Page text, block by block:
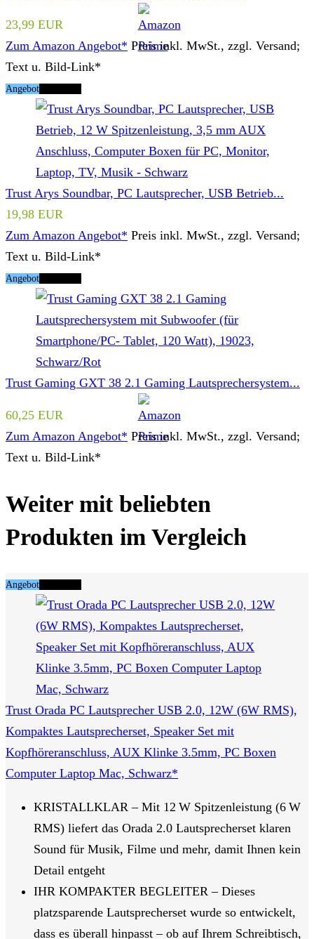
23,99 EUR
Zum Amazon Angebot* Preis inkl. MwSt., zzgl. Versand;
Text u. Bild-Link*
Angebot
Trust Arys Soundbar, PC Lautsprecher, USB Betrieb...
19,98 EUR
Zum Amazon Angebot* Preis inkl. MwSt., zzgl. Versand;
Text u. Bild-Link*
Angebot
Trust Gaming GXT 38 2.1 Gaming Lautsprechersystem...
60,25 EUR
Zum Amazon Angebot* Preis inkl. MwSt., zzgl. Versand;
Text u. Bild-Link*
Weiter mit beliebten
Produkten im Vergleich
Angebot
Trust Orada PC Lautsprecher USB 2.0, 12W (6W RMS),
Kompaktes Lautsprecherset, Speaker Set mit
Kopfhöreranschluss, AUX Klinke 3.5mm, PC Boxen
Computer Laptop Mac, Schwarz*
KRISTALLKLAR – Mit 12 W Spitzenleistung (6 W
RMS) liefert das Orada 2.0 Lautsprecherset klaren
Sound für Musik, Filme und mehr, damit Ihnen kein
Detail entgeht
IHR KOMPAKTER BEGLEITER – Dieses
platzsparende Lautsprecherset wurde so entwickelt,
dass es überall hinpasst – ob auf Ihrem Schreibtisch,